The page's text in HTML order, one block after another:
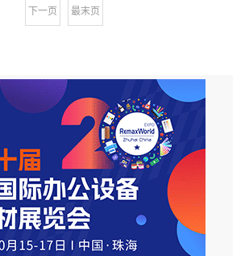
下一页 最末页